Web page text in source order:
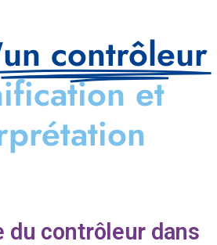
contrôleur
et
du contrôleur dans